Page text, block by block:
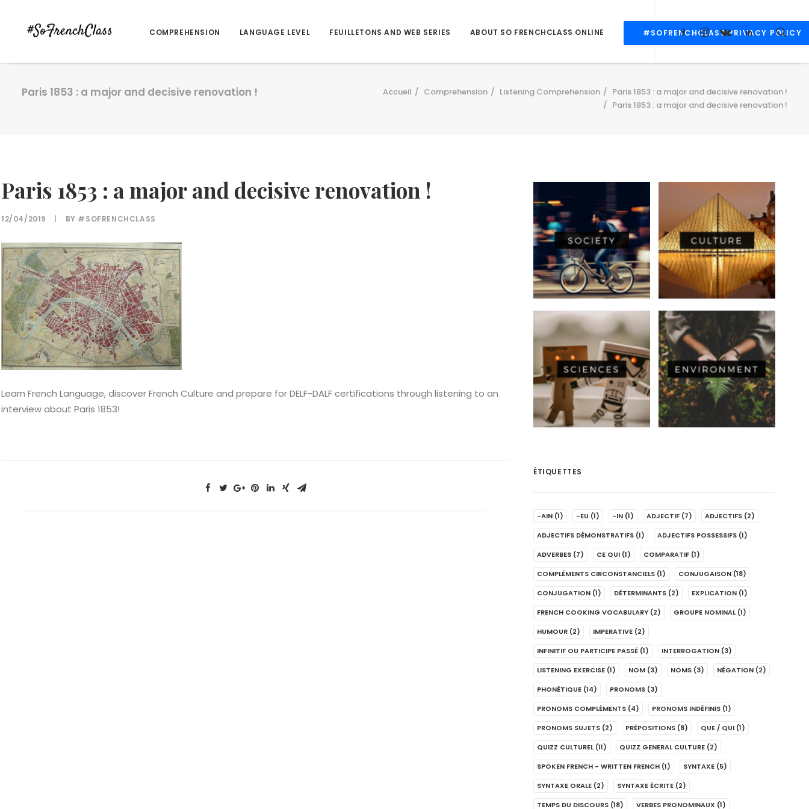
COMPREHENSION LANGUAGE LEVEL FEUILLETONS AND WEB SERIES ABOUT SO FRENCHCLASS ONLINE #SOFRENCHCLASS PRIVACY POLICY
Paris 1853 : a major and decisive renovation ! Accueil Comprehension Listening Comprehension
Paris 1853 : a major and decisive renovation !
Paris 1853 : a major and decisive renovation !
Paris 1853 : a major and decisive renovation !
12/04/2019 | BY #SOFRENCHCLASS
Learn French Language, discover French Culture and prepare for DELF-DALF certifications through listening to an
interview about Paris 1853!
ÉTIQUETTES
-AIN (1) -EU (1) -IN (1) ADJECTIF (7) ADJECTIFS (2)
ADJECTIFS DÉMONSTRATIFS (1) ADJECTIFS POSSESSIFS (1)
ADVERBES (7) CE QUI (1) COMPARATIF (1)
COMPLÉMENTS CIRCONSTANCIELS (1) CONJUGAISON (18)
CONJUGATION (1) DÉTERMINANTS (2) EXPLICATION (1)
FRENCH COOKING VOCABULARY (2) GROUPE NOMINAL (1)
HUMOUR (2) IMPERATIVE (2)
INFINITIF OU PARTICIPE PASSÉ (1) INTERROGATION (3)
LISTENING EXERCISE (1) NOM (3) NOMS (3) NÉGATION (2)
PHONÉTIQUE (14) PRONOMS (3)
PRONOMS COMPLÉMENTS (4) PRONOMS INDÉFINIS (1)
PRONOMS SUJETS (2) PRÉPOSITIONS (8) QUE / QUI (1)
QUIZZ CULTUREL (11) QUIZZ GENERAL CULTURE (2)
SPOKEN FRENCH - WRITTEN FRENCH (1) SYNTAXE (5)
SYNTAXE ORALE (2) SYNTAXE ÉCRITE (2)
TEMPS DU DISCOURS (18) VERBES PRONOMINAUX (1)